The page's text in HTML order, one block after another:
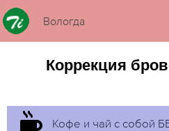
Вологда
Коррекция
Кофе и чай с собой